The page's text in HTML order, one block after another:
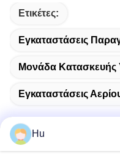
Ετικέτες:
Εγκαταστάσεις
Μονάδα Κατασκευής
Εγκαταστάσεις
Hu